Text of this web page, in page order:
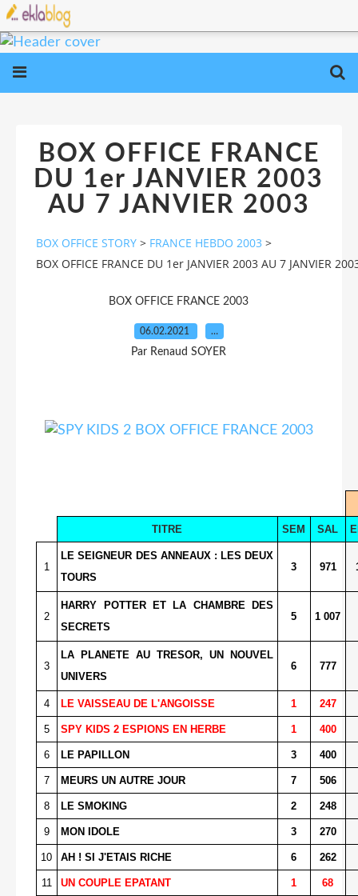
BOX OFFICE FRANCE
DU 1er JANVIER 2003
AU 7 JANVIER 2003
BOX OFFICE STORY > FRANCE HEBDO 2003 >
BOX OFFICE FRANCE DU 1er JANVIER 2003 AU 7 JANVIER
BOX OFFICE FRANCE 2003
06.02.2021 …
Par Renaud SOYER
TITRE SEM SAL
1
LE SEIGNEUR DES ANNEAUX : LES DEUX
TOURS
3 971
2
HARRY POTTER ET LA CHAMBRE DES
SECRETS
5 1 007
3
LA PLANETE AU TRESOR, UN NOUVEL
UNIVERS
6 777
4 LE VAISSEAU DE L'ANGOISSE 1 247
5 SPY KIDS 2 ESPIONS EN HERBE 1 400
6 LE PAPILLON 3 400
7 MEURS UN AUTRE JOUR 7 506
8 LE SMOKING 2 248
9 MON IDOLE 3 270
10 AH ! SI J'ETAIS RICHE 6 262
11 UN COUPLE EPATANT 1 68